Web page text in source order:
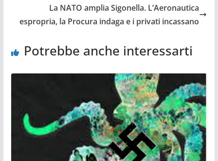
La NATO amplia Sigonella. L’Aeronautica
espropria, la Procura indaga e i privati incassano
Potrebbe anche interessarti